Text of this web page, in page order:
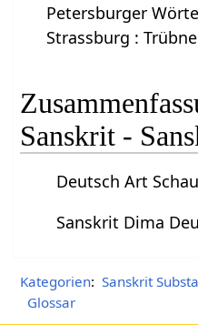
Petersburger
Strassburg :
Sanskrit -
Deutsch Art
Sanskrit Dima
Kategorien: Sanskrit
Glossar